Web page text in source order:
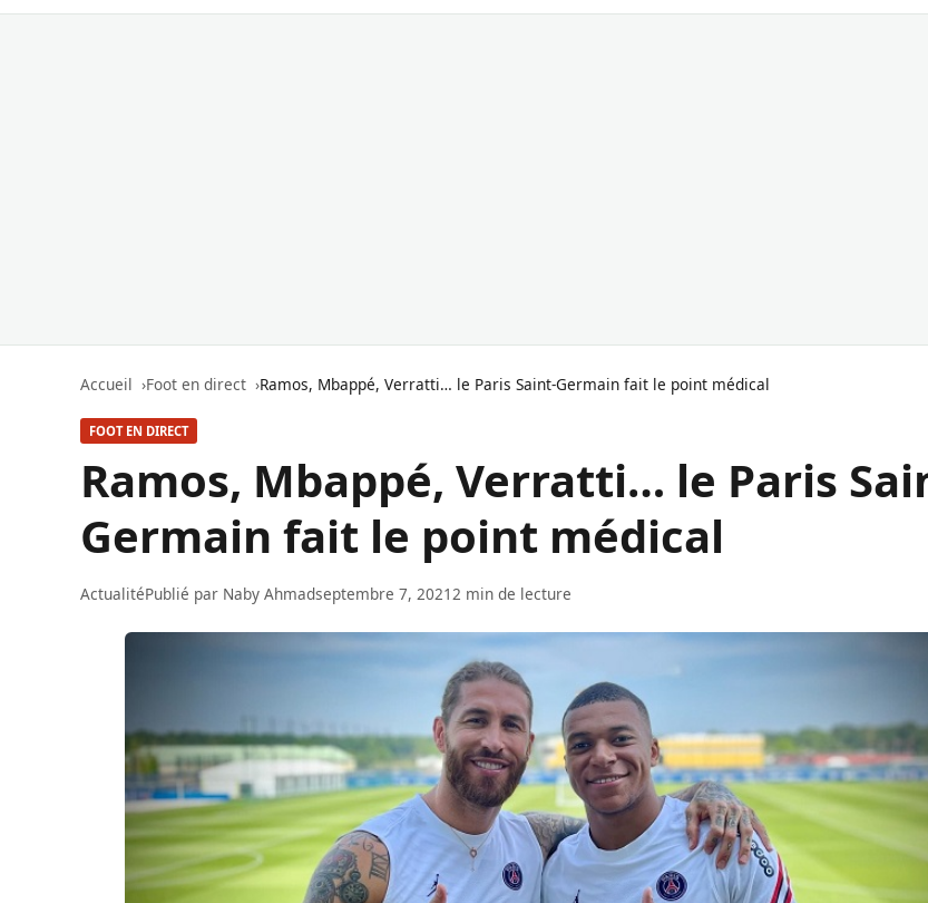
Accueil Foot en direct Ramos, Mbappé, Verratti… le Paris Saint-Germain fait le point médical
FOOT EN DIRECT
Ramos, Mbappé, Verratti… le Paris
Germain fait le point médical
ActualitéPublié par Naby Ahmadseptembre 7, 20212 min de lecture